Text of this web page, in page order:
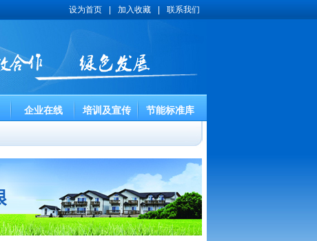
设为首页 加入收藏 联系我们
企业在线 培训及宣传 节能标准库